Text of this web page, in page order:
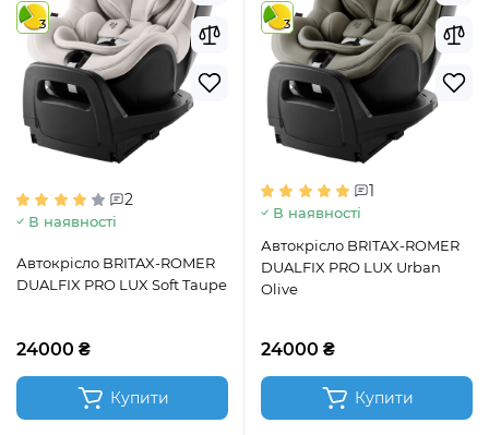
3
2
В наявності
Автокрісло BRITAX-ROMER
DUALFIX PRO LUX Soft Taupe
24000 ₴
Купити
3
1
В наявності
Автокрісло BRITAX-ROMER
DUALFIX PRO LUX Urban
Olive
24000 ₴
Купити